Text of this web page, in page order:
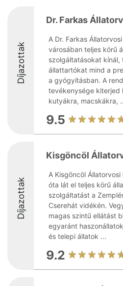
Díjazottak
Dr. Farkas
A Dr. Farkas
városában teljes körű
szolgáltatásokat kínál,
állattartókat mind a
a gyógyításban. A
tevékenysége kiterjed
kutyákra, macskákra,
9.5
Díjazottak
Kisgöncöl
A Kisgöncöl Állatorvosi
óta lát el teljes körű
szolgáltatást a
Cserehát vidékén.
magas szintű ellátást
egyaránt
és telepi állatok ...
9.2